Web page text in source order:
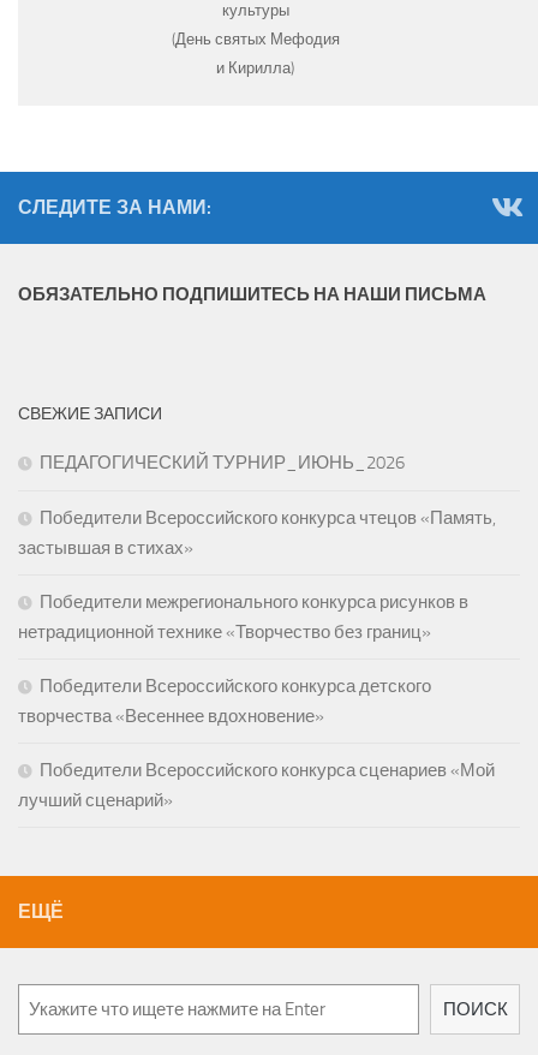
культуры
(День святых Мефодия
и Кирилла)
СЛЕДИТЕ ЗА НАМИ:
ОБЯЗАТЕЛЬНО ПОДПИШИТЕСЬ НА НАШИ ПИСЬМА
СВЕЖИЕ ЗАПИСИ
ПЕДАГОГИЧЕСКИЙ ТУРНИР_ИЮНЬ_2026
Победители Всероссийского конкурса чтецов «Память,
застывшая в стихах»
Победители межрегионального конкурса рисунков в
нетрадиционной технике «Творчество без границ»
Победители Всероссийского конкурса детского
творчества «Весеннее вдохновение»
Победители Всероссийского конкурса сценариев «Мой
лучший сценарий»
ЕЩЁ
Поиск
ПОИСК